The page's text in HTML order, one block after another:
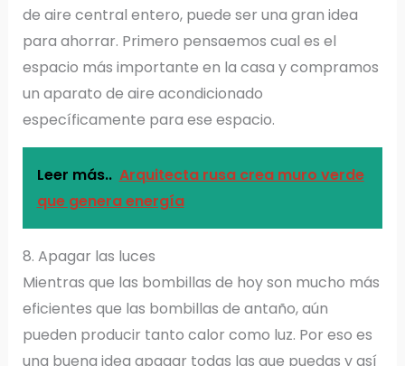
de aire central entero, puede ser una gran idea
para ahorrar. Primero pensaemos cual es el
espacio más importante en la casa y compramos
un aparato de aire acondicionado
específicamente para ese espacio.
Leer más.. Arquitecta rusa crea muro verde
que genera energía
8. Apagar las luces
Mientras que las bombillas de hoy son mucho más
eficientes que las bombillas de antaño, aún
pueden producir tanto calor como luz. Por eso es
una buena idea apagar todas las que puedas y así